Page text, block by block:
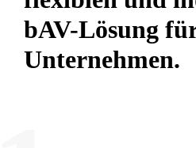
bAV-Lösung
Unternehmen.